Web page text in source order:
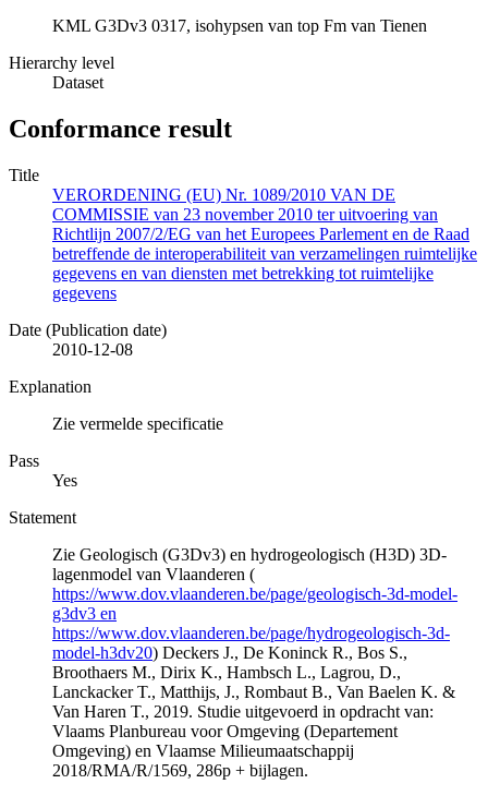
KML G3Dv3 0317, isohypsen van top Fm van Tienen
Hierarchy level
Dataset
Conformance result
Title
VERORDENING (EU) Nr. 1089/2010 VAN DE
COMMISSIE van 23 november 2010 ter uitvoering van
Richtlijn 2007/2/EG van het Europees Parlement en de Raad
betreffende de interoperabiliteit van verzamelingen ruimtelijke
gegevens en van diensten met betrekking tot ruimtelijke
gegevens
Date (Publication date)
2010-12-08
Explanation
Zie vermelde specificatie
Pass
Yes
Statement
Zie Geologisch (G3Dv3) en hydrogeologisch (H3D) 3D-
lagenmodel van Vlaanderen (
https://www.dov.vlaanderen.be/page/geologisch-3d-model-
g3dv3 en
https://www.dov.vlaanderen.be/page/hydrogeologisch-3d-
model-h3dv20) Deckers J., De Koninck R., Bos S.,
Broothaers M., Dirix K., Hambsch L., Lagrou, D.,
Lanckacker T., Matthijs, J., Rombaut B., Van Baelen K. &
Van Haren T., 2019. Studie uitgevoerd in opdracht van:
Vlaams Planbureau voor Omgeving (Departement
Omgeving) en Vlaamse Milieumaatschappij
2018/RMA/R/1569, 286p + bijlagen.